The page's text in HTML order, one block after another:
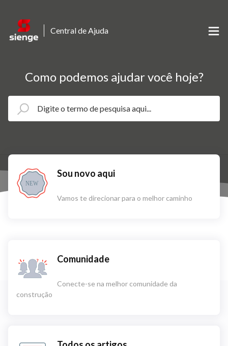
Central de Ajuda
Como podemos ajudar você hoje?
NEW
Sou novo aqui
Vamos te direcionar para o melhor caminho
Comunidade
Conecte-se na melhor comunidade da
construção